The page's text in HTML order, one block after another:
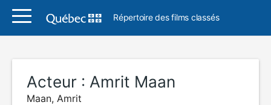
Répertoire des films classés
Acteur : Amrit Maan
Maan, Amrit